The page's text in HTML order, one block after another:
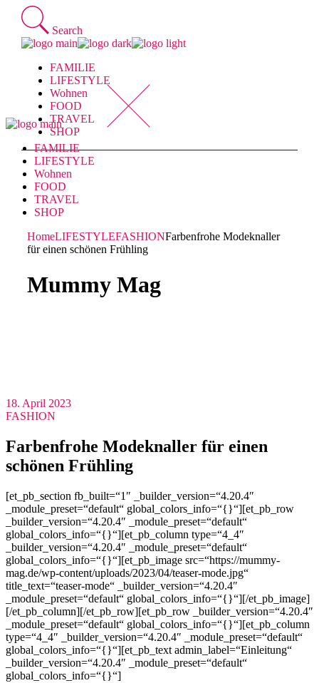
Skip
content
Search
FAMILIE
LIFESTYLE
Wohnen
FOOD
TRAVEL
SHOP
FAMILIE
LIFESTYLE
Wohnen
FOOD
TRAVEL
SHOP
HomeLIFESTYLEFASHIONFarbenfrohe Modeknaller
für einen schönen Frühling
Mummy Mag
18. April 2023
FASHION
Farbenfrohe Modeknaller für einen
schönen Frühling
[et_pb_section fb_built=“1″ _builder_version=“4.20.4″
_module_preset=“default“ global_colors_info=“{}“][et_pb_row
_builder_version=“4.20.4″ _module_preset=“default“
global_colors_info=“{}“][et_pb_column type=“4_4″
_builder_version=“4.20.4″ _module_preset=“default“
global_colors_info=“{}“][et_pb_image src=“https://mummy-
mag.de/wp-content/uploads/2023/04/teaser-mode.jpg“
title_text=“teaser-mode“ _builder_version=“4.20.4″
_module_preset=“default“ global_colors_info=“{}“][/et_pb_image]
[/et_pb_column][/et_pb_row][et_pb_row _builder_version=“4.20.4″
_module_preset=“default“ global_colors_info=“{}“][et_pb_column
type=“4_4″ _builder_version=“4.20.4″ _module_preset=“default“
global_colors_info=“{}“][et_pb_text admin_label=“Einleitung“
_builder_version=“4.20.4″ _module_preset=“default“
global_colors_info=“{}“]